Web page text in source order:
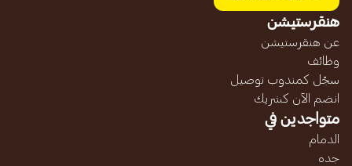
هنقرستيشن
عن هنقرستيشن
وظائف
سجّل كمندوب توصيل
انضم الآن كشريك
متواجدين في
الدمام
جده